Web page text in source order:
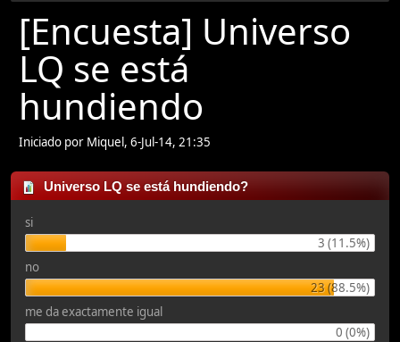
[Encuesta] Universo
LQ se está
hundiendo
Iniciado por Miquel, 6-Jul-14, 21:35
Universo LQ se está hundiendo?
si
3 (11.5%)
no
23 (88.5%)
me da exactamente igual
0 (0%)